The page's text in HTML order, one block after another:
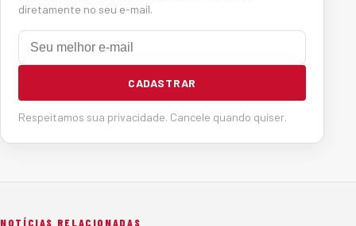
diretamente no seu e-mail.
E-mail
CADASTRAR
Respeitamos sua privacidade. Cancele quando quiser.
NOTÍCIAS RELACIONADAS